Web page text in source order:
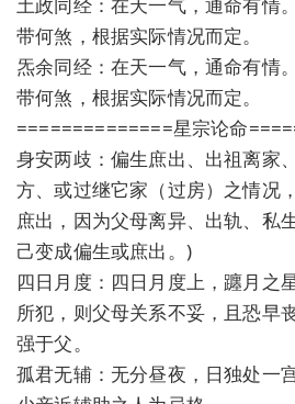
带何煞，根据实际情况而定。
炁余同经：在天一气，通命有情
带何煞，根据实际情况而定。
==============星宗论命
身安两歧：偏生庶出、出祖离家
方、或过继它家（过房）之情况
庶出，因为父母离异、出轨、私
己变成偏生或庶出。)
四日月度：四日月度上，躔月之
所犯，则父母关系不妥，且恐早
强于父。
孤君无辅：无分昼夜，日独处一